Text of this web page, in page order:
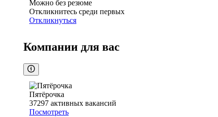
Можно без резюме
Откликнитесь среди первых
Откликнуться
Компании для вас
Пятёрочка
37297 активных вакансий
Посмотреть